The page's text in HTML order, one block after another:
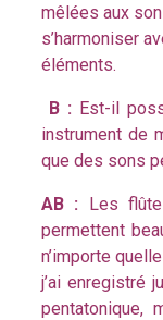
mêlées aux
s’harmoniser
éléments.
B : Est-il
instrument de
que des sons
AB : Les
permettent
n’importe
j’ai enregistré
pentatonique,